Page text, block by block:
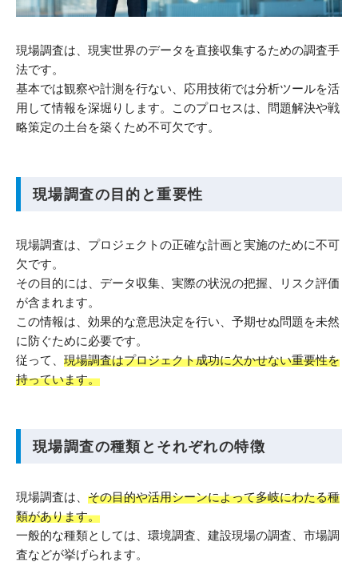
現場調査は、現実世界のデータを直接収集するための調査手
法です。
基本では観察や計測を行ない、応用技術では分析ツールを活
用して情報を深堀りします。このプロセスは、問題解決や戦
略策定の土台を築くため不可欠です。
現場調査の目的と重要性
現場調査は、プロジェクトの正確な計画と実施のために不可
欠です。
その目的には、データ収集、実際の状況の把握、リスク評価
が含まれます。
この情報は、効果的な意思決定を行い、予期せぬ問題を未然
に防ぐために必要です。
従って、 現場調査はプロジェクト成功に欠かせない重要性を
持っています。
現場調査の種類とそれぞれの特徴
現場調査は、 その目的や活用シーンによって多岐にわたる種
類があります。
一般的な種類としては、環境調査、建設現場の調査、市場調
査などが挙げられます。